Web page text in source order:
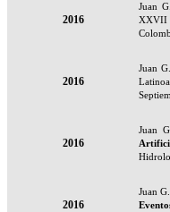
2016
Juan
XXVII
2016
Juan
2016
Juan
2016
Juan